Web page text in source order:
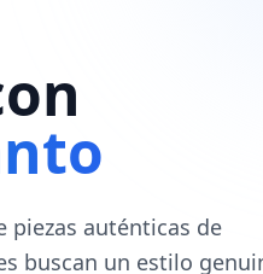
piezas auténticas de
buscan un estilo